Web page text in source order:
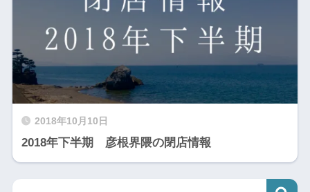
2018年10月10日
2018年下半期 彦根界隈の閉店情報